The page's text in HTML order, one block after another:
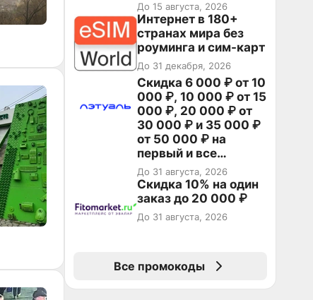
До 15 августа, 2026
Интернет в 180+
странах мира без
роуминга и сим-карт
До 31 декабря, 2026
Скидка 6 000 ₽ от 10
000 ₽, 10 000 ₽ от 15
000 ₽, 20 000 ₽ от
30 000 ₽ и 35 000 ₽
от 50 000 ₽ на
первый и все
повторные заказы по
промокоду НАБЕРИ
До 31 августа, 2026
Скидка 10% на один
заказ до 20 000 ₽
До 31 августа, 2026
Все промокоды